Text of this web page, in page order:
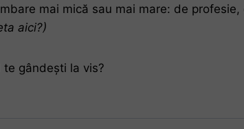
mai mică sau mai mare: de
aici?)
gândești la vis?